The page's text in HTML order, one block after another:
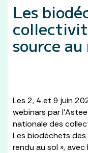
Les
source
Les 2, 4 et 9 juin
webinars par
nationale des
Les biodéchets
rendu au sol », avec